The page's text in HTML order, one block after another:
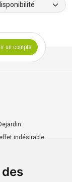
un compte
indésirable